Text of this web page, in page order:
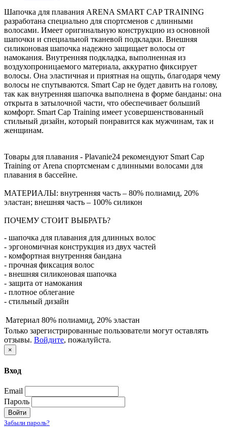
Шапочка для плавания ARENA SMART CAP TRAINING
разработана специально для спортсменов с длинными
волосами. Имеет оригинальную конструкцию из основной
шапочки и специальной тканевой подкладки. Внешняя
силиконовая шапочка надежно защищает волосы от
намокания. Внутренняя подкладка, выполненная из
воздухопроницаемого материала, аккуратно фиксирует
волосы. Она эластичная и приятная на ощупь, благодаря чему
волосы не спутываются. Smart Cap не будет давить на голову,
так как внутренняя шапочка выполнена в форме банданы: она
открыта в затылочной части, что обеспечивает больший
комфорт. Smart Cap Training имеет усовершенствованный
стильный дизайн, который понравится как мужчинам, так и
женщинам.
Товары для плавания - Plavanie24 рекомендуют Smart Cap
Training от Arena спортсменам с длинными волосами для
плавания в бассейне.
МАТЕРИАЛЫ: внутренняя часть – 80% полиамид, 20%
эластан; внешняя часть – 100% силикон
ПОЧЕМУ СТОИТ ВЫБРАТЬ?
- шапочка для плавания для длинных волос
- эргономичная конструкция из двух частей
- комфортная внутренняя бандана
- прочная фиксация волос
- внешняя силиконовая шапочка
- защита от намокания
- плотное облегание
- стильный дизайн
Материал 80% полиамид, 20% эластан
Только зарегистрированные пользователи могут оставлять
отзывы. Войдите, пожалуйста.
×
Вход
Email
Пароль
Войти
Забыли пароль?